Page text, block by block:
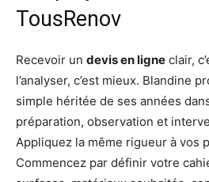
TousRenov
Recevoir un devis en ligne clair,
l’analyser, c’est mieux. Blandine
simple héritée de ses années
préparation, observation et
Appliquez la même rigueur à vos
Commencez par définir votre